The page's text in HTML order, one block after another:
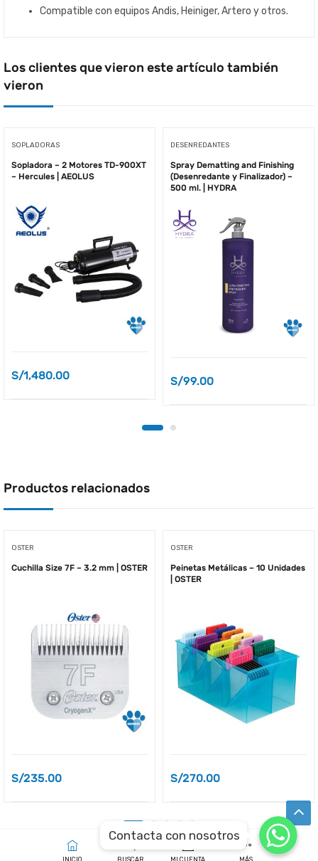
Compatible con equipos Andis, Heiniger, Artero y otros.
Los clientes que vieron este artículo también
vieron
SOPLADORAS
Sopladora – 2 Motores TD-900XT
– Hercules | AEOLUS
S/1,480.00
DESENREDANTES
Spray Dematting and Finishing
(Desenredante y Finalizador) –
500 ml. | HYDRA
S/99.00
Productos relacionados
OSTER
Cuchilla Size 7F – 3.2 mm | OSTER
S/235.00
OSTER
Peinetas Metálicas – 10 Unidades
| OSTER
S/270.00
INICIO BUSCAR MI CUENTA MÁS
WhatsApp
WhatsApp
WhatsApp
Contacta con nosotros